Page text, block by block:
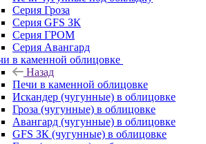
Серия Гроза
Серия GFS ЗК
Серия ГРОМ
Серия Авангард
в каменной облицовке
Назад
Печи в каменной облицовке
Искандер (чугунные) в облицовке
Гроза (чугунные) в облицовке
Авангард (чугунные) в облицовке
GFS ЗК (чугунные) в облицовке